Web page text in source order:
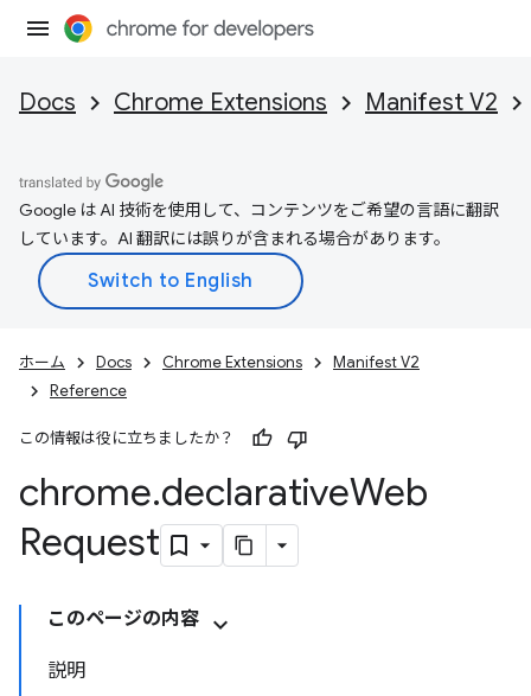
Docs Chrome Extensions Manifest V2
Google は AI 技術を使用して、コンテンツをご希望の言語に翻訳
しています。AI 翻訳には誤りが含まれる場合があります。
ホーム Docs Chrome Extensions
Manifest V2
Reference
この情報は役に立ちましたか？
chrome.declarativeWeb
Request
このページの内容
説明